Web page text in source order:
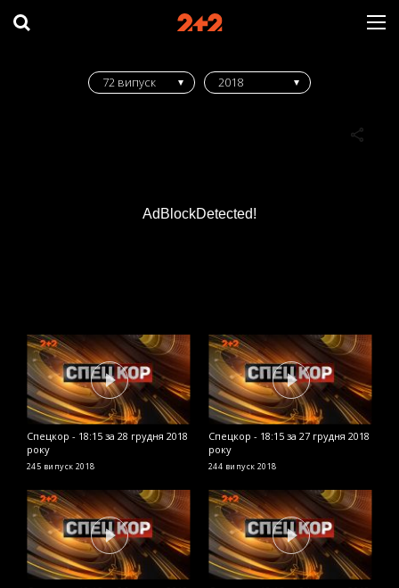
AdBlockDetected!
72 випуск 2018
Спецкор - 18:15 за 28 грудня 2018
року
245 випуск 2018
Спецкор - 18:15 за 27 грудня 2018
року
244 випуск 2018